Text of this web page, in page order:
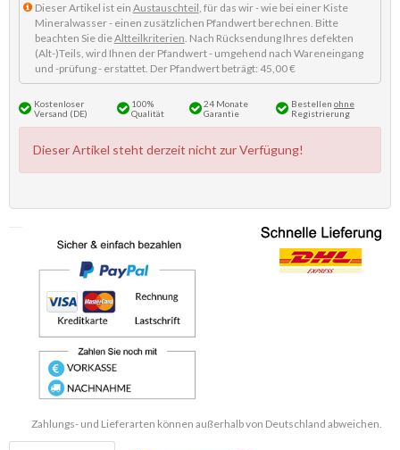
Dieser Artikel ist ein Austauschteil, für das wir - wie bei einer Kiste
Mineralwasser - einen zusätzlichen Pfandwert berechnen. Bitte
beachten Sie dieAltteilkriterien. Nach Rücksendung Ihres defekten
(Alt-)Teils, wird Ihnen der Pfandwert - umgehend nach Wareneingang
und -prüfung - erstattet. Der Pfandwert beträgt: 45,00 €
Kostenloser
Versand (DE)
100%
Qualität
24 Monate
Garantie
Bestellen ohne
Registrierung
Dieser Artikel steht derzeit nicht zur Verfügung!
Zahlungs- und Lieferarten können außerhalb von Deutschland abweichen.